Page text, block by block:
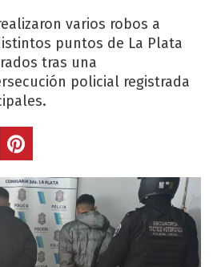
varios robos a
puntos de La Plata
tras una
policial registrada